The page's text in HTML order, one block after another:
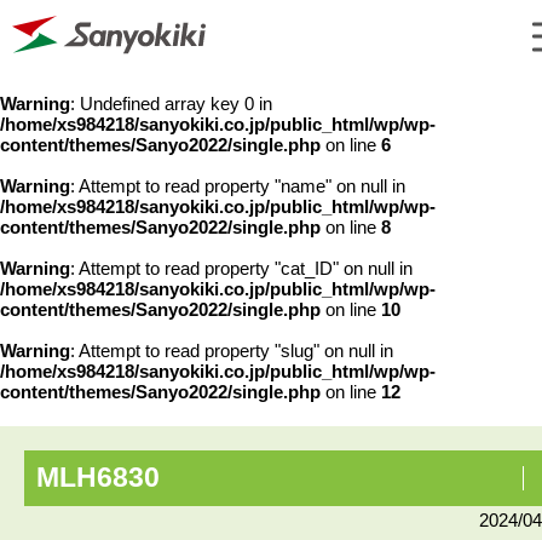
Warning: Undefined array key 0 in
/home/xs984218/sanyokiki.co.jp/public_html/wp/wp-
content/themes/Sanyo2022/single.php on line 6
Warning: Attempt to read property "name" on null in
/home/xs984218/sanyokiki.co.jp/public_html/wp/wp-
content/themes/Sanyo2022/single.php on line 8
Warning: Attempt to read property "cat_ID" on null in
/home/xs984218/sanyokiki.co.jp/public_html/wp/wp-
content/themes/Sanyo2022/single.php on line 10
Warning: Attempt to read property "slug" on null in
/home/xs984218/sanyokiki.co.jp/public_html/wp/wp-
content/themes/Sanyo2022/single.php on line 12
MLH6830
2024/